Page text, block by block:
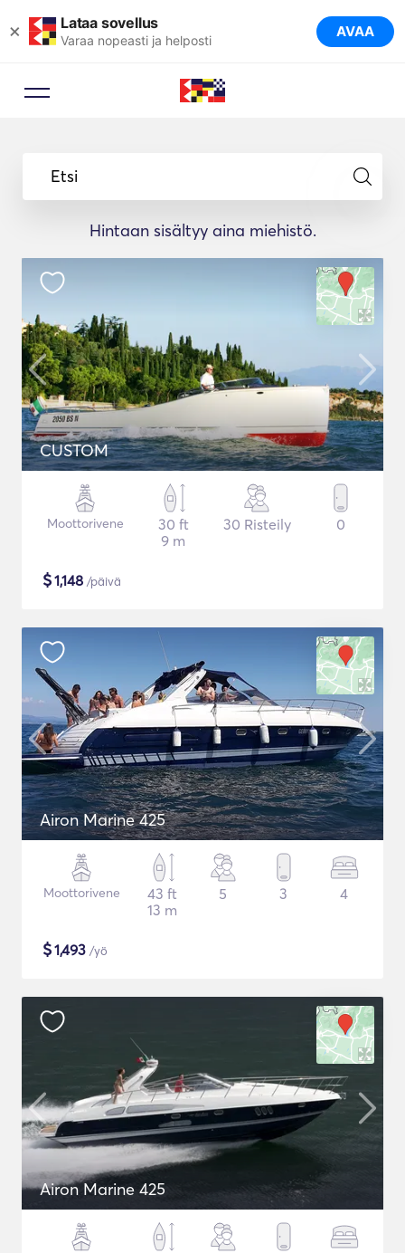
× Lataa sovellus
Varaa nopeasti ja helposti AVAA
Etsi
Hintaan sisältyy aina miehistö.
CUSTOM
Moottorivene
30 ft
9 m
30 Risteily 0
$1,148 /päivä
Airon Marine 425
Moottorivene
43 ft
13 m
5 3 4
$1,493 /yö
Airon Marine 425